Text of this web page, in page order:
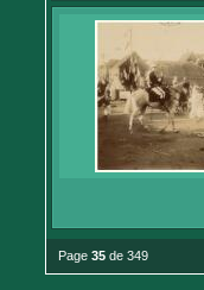
Page 35 de 349